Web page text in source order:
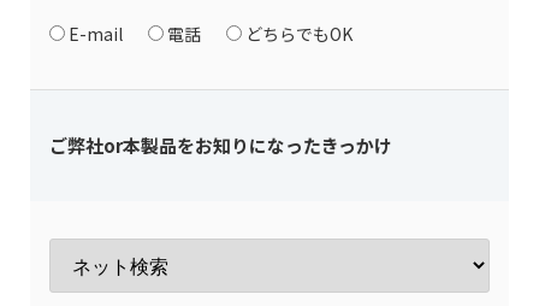
E-mail 電話 どちらでもOK
ご弊社or本製品をお知りになったきっかけ